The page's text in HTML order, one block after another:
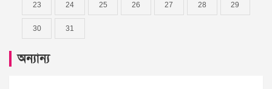
23 24 25 26 27 28 29
30 31
অন্যান্য